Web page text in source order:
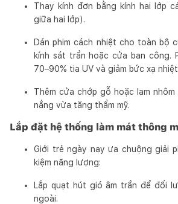
Thay kính đơn bằng kính hai lớp
giữa hai lớp).
Dán phim cách nhiệt cho toàn bộ
kính sát trần hoặc cửa ban công.
70–90% tia UV và giảm bức xạ
Thêm cửa chớp gỗ hoặc lam
nắng vừa tăng thẩm mỹ.
Lắp đặt hệ thống làm mát thông
Giới trẻ ngày nay ưa chuộng giải
kiệm năng lượng:
Lắp quạt hút gió âm trần để đối
ngoài.